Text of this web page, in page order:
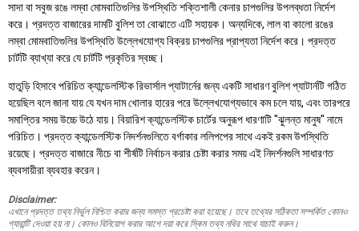
সাদা বা সবুজ রঙে লম্বা মোমবাতিগুলির উপস্থিতি শক্তিশালী কেনার চাপগুলির উপলব্ধতা নির্দেশ
করে। প্রদত্ত বাজারের দামটি বুলিশ তা বোঝাতে এটি সহায়ক। অন্যদিকে, লাল বা কালো রঙের
লম্বা মোমবাতিগুলির উপস্থিতি উল্লেখযোগ্য বিক্রয় চাপগুলির প্রাপ্যতা নির্দেশ করে। প্রদত্ত
চার্টটি ব্যাখ্যা করে যে চার্টটি প্রকৃতির স্বচ্ছ।
হাতুড়ি হিসাবে পরিচিত ক্যান্ডেলস্টিক রিভার্সাল প্যাটার্নের জন্য একটি সাধারণ বুলিশ প্যাটার্নটি গঠিত
হয়েছিল বলে জানা যায় যে যখন দাম খোলার হারের পরে উল্লেখযোগ্যভাবে কম চলে যায়, এবং তারপরে
সমাপ্তির সময় উচ্চে উঠে যায়। বিয়ারিশ ক্যান্ডেলস্টিক চার্টের অনুরূপ ধারণাটি "ঝুলন্ত মানুষ" নামে
পরিচিত। প্রদত্ত ক্যান্ডেলস্টিক নিদর্শনগুলিতে বর্গাকার ললিপপের সাথে একই রকম উপস্থিতি
রয়েছে। প্রদত্ত বাজারে নীচে বা শীর্ষটি নির্বাচন করার চেষ্টা করার সময় এই নিদর্শনগুলি সাধারণত
ব্যবসায়ীরা ব্যবহার করেন।
Disclaimer:
এখানে প্রদত্ত তথ্য নির্ভুল নিশ্চিত করার জন্য সমস্ত প্রচেষ্টা করা হয়েছে। তবে তথ্যের সঠিকতা সম্পর্কিত কোনও
গ্যারান্টি দেওয়া হয় না। কোনও বিনিয়োগ করার আগে দয়া করে স্কিম তথ্য নথির সাথে যাচাই করুন।